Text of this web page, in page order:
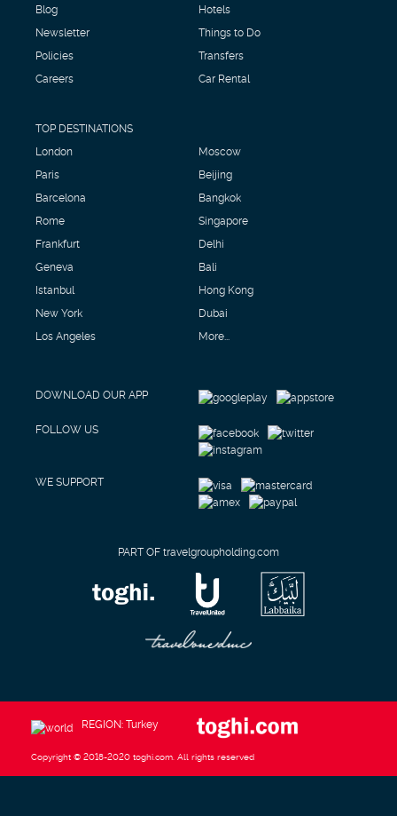
Blog
Newsletter
Policies
Careers
Hotels
Things to Do
Transfers
Car Rental
TOP DESTINATIONS
London
Paris
Barcelona
Rome
Frankfurt
Geneva
Istanbul
New York
Los Angeles
Moscow
Beijing
Bangkok
Singapore
Delhi
Bali
Hong Kong
Dubai
More...
DOWNLOAD OUR APP
FOLLOW US
WE SUPPORT
PART OF travelgroupholding.com
REGION: Turkey
Copyright © 2018-2020 toghi.com. All rights reserved